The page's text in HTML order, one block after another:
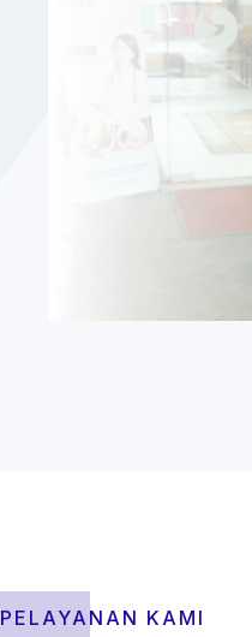
PELAYANAN KAMI